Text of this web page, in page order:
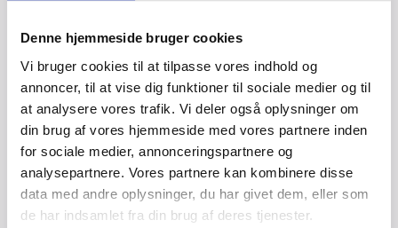
Denne hjemmeside bruger cookies
Vi bruger cookies til at tilpasse vores indhold og
annoncer, til at vise dig funktioner til sociale medier og til
at analysere vores trafik. Vi deler også oplysninger om
din brug af vores hjemmeside med vores partnere inden
for sociale medier, annonceringspartnere og
analysepartnere. Vores partnere kan kombinere disse
data med andre oplysninger, du har givet dem, eller som
de har indsamlet fra din brug af deres tjenester.
Supervisor
Hold styr på opgaver i Q, campingværternes trivsel
og giv en hånd, hvor der er brug for det. Du